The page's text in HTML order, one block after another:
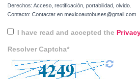
Derechos: Acceso, rectificación, portabilidad, olvido.
Contacto: Contactar en mexicoautobuses@gmail.com
I have read and accepted the
Resolver Captcha*